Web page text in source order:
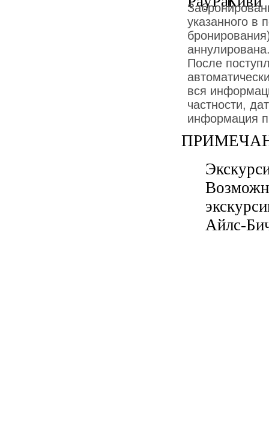
указанного в
После
вся
частности,
информация
Айлс-